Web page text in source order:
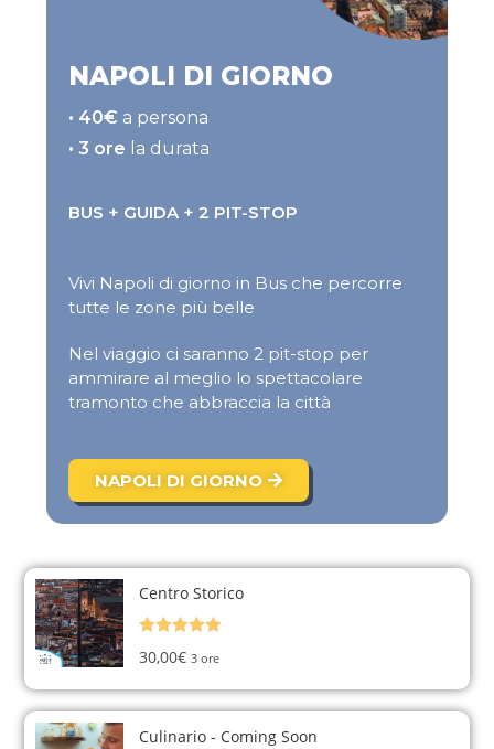
NAPOLI DI GIORNO
• 40€ a persona
• 3 ore la durata
BUS + GUIDA + 2 PIT-STOP
Vivi Napoli di giorno in Bus che percorre
tutte le zone più belle
Nel viaggio ci saranno 2 pit-stop per
ammirare al meglio lo spettacolare
tramonto che abbraccia la città
NAPOLI DI GIORNO
Centro Storico
30,00€ 3 ore
Culinario - Coming Soon